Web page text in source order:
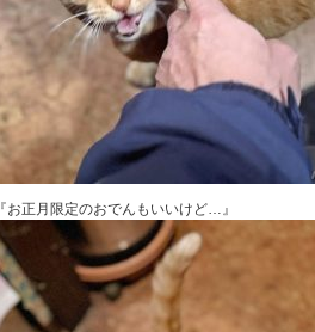
『お正月限定のおでんもいいけど…』